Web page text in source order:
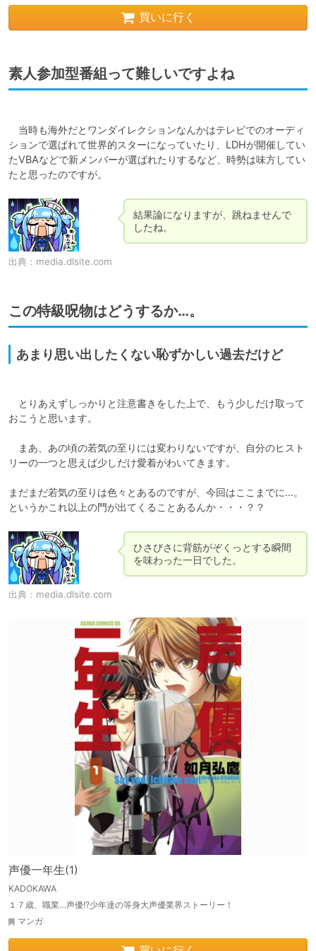
買いに行く
素人参加型番組って難しいですよね
当時も海外だとワンダイレクションなんかはテレビでのオーディ
ションで選ばれて世界的スターになっていたり、LDHが開催してい
たVBAなどで新メンバーが選ばれたりするなど、時勢は味方してい
出典： media.dlsite.com
結果論になりますが、跳ねませんで
したね。
この特級呪物はどうするか…。
あまり思い出したくない恥ずかしい過去だけど
とりあえずしっかりと注意書きをした上で、もう少しだけ取って
おこうと思います。
まあ、あの頃の若気の至りには変わりないですが、自分のヒスト
リーの一つと思えば少しだけ愛着がわいてきます。
まだまだ若気の至りは色々とあるのですが、今回はここまでに…。
出典： media.dlsite.com
ひさびさに背筋がぞくっとする瞬間
を味わった一日でした。
声優一年生(1)
KADOKAWA
１７歳、職業…声優!?少年達の等身大声優業界ストーリー！
マンガ